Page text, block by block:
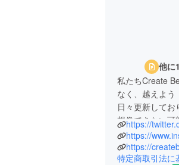
他に
私たちCreate
なく、越えよう
日々更新して
想像できない可
術優れた様々な
れからも引き続
https://
https://
https://
特定商取引法に